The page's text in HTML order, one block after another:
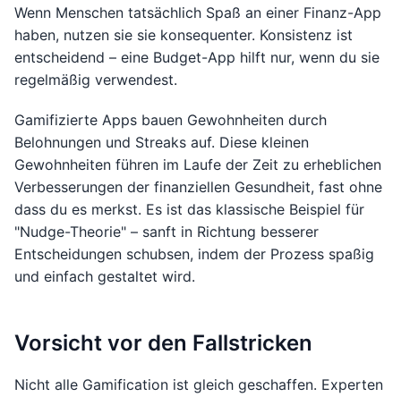
Wenn Menschen tatsächlich Spaß an einer Finanz-App
haben, nutzen sie sie konsequenter. Konsistenz ist
entscheidend – eine Budget-App hilft nur, wenn du sie
regelmäßig verwendest.
Gamifizierte Apps bauen Gewohnheiten durch
Belohnungen und Streaks auf. Diese kleinen
Gewohnheiten führen im Laufe der Zeit zu erheblichen
Verbesserungen der finanziellen Gesundheit, fast ohne
dass du es merkst. Es ist das klassische Beispiel für
"Nudge-Theorie" – sanft in Richtung besserer
Entscheidungen schubsen, indem der Prozess spaßig
und einfach gestaltet wird.
Vorsicht vor den Fallstricken
Nicht alle Gamification ist gleich geschaffen. Experten